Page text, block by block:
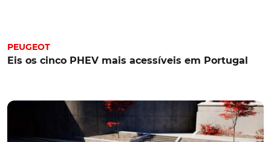
PEUGEOT
Eis os cinco PHEV mais acessíveis em Portugal